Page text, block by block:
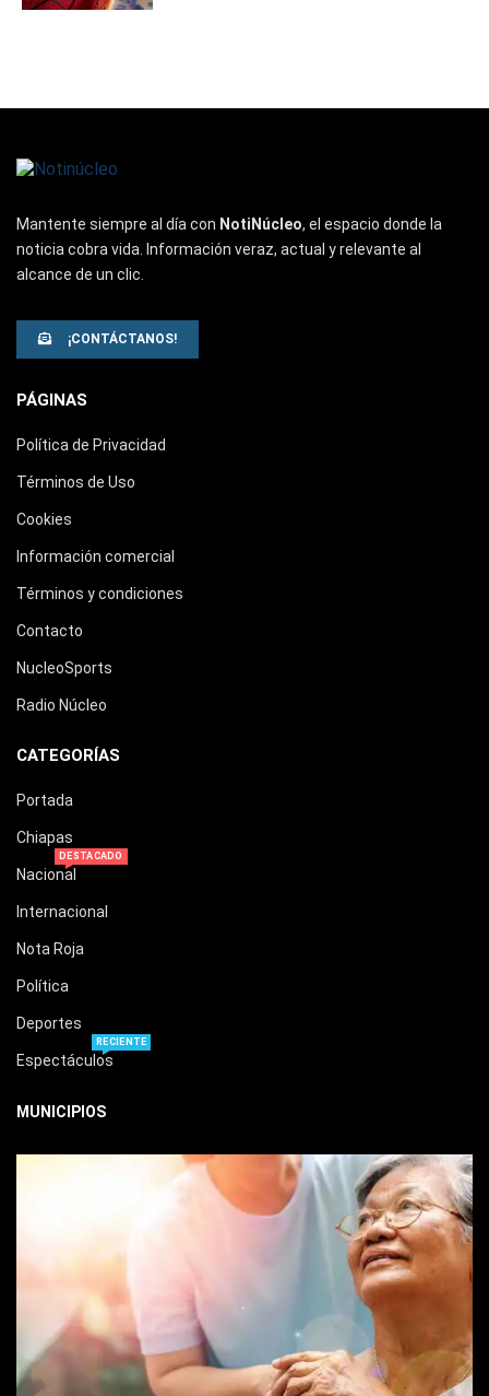
Mantente siempre al día con NotiNúcleo, el espacio donde la
noticia cobra vida. Información veraz, actual y relevante al
alcance de un clic.
¡CONTÁCTANOS!
PÁGINAS
Política de Privacidad
Términos de Uso
Cookies
Información comercial
Términos y condiciones
Contacto
NucleoSports
Radio Núcleo
CATEGORÍAS
Portada
Chiapas
Nacional
DESTACADO
Internacional
Nota Roja
Política
Deportes
Espectáculos
RECIENTE
MUNICIPIOS